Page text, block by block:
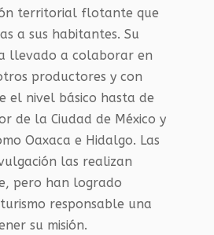
territorial flotante que
a sus habitantes. Su
llevado a colaborar en
productores y con
el nivel básico hasta de
de la Ciudad de México y
Oaxaca e Hidalgo. Las
las realizan
pero han logrado
responsable una
su misión.